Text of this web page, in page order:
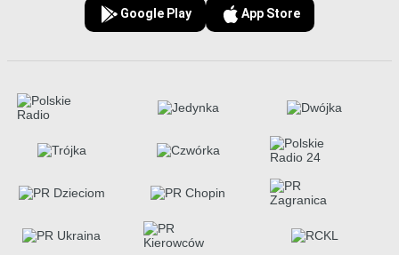
Google Play App Store